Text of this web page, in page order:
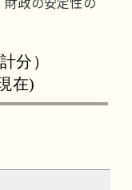
財政の安定性の
分）
在)